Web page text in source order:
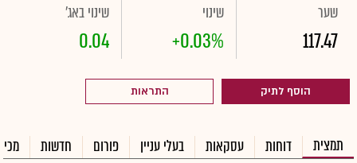
שער
117.47
שינוי
+0.03%
שינוי באג'
0.04
הוסף לתיק התראות
תמצית דוחות עסקאות בעלי עניין פורום חדשות